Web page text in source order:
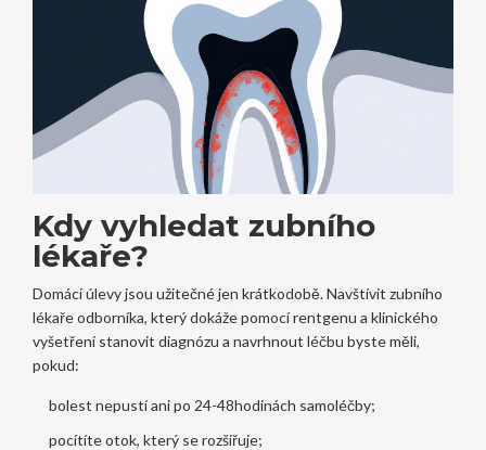
Kdy vyhledat zubního
lékaře?
Domácí úlevy jsou užitečné jen krátkodobě. Navštívit zubního
lékařeodborníka, který dokáže pomocí rentgenu a klinického
vyšetření stanovit diagnózu a navrhnout léčbu byste měli,
pokud:
bolest nepustí ani po 24-48hodinách samoléčby;
pocítíte otok, který se rozšiřuje;